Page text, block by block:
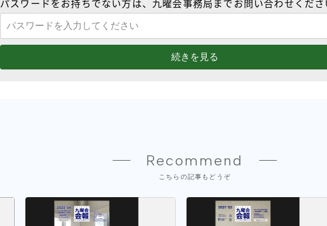
パスワードをお持ちでない方は、九曜会事務局までお問い合わせくださ
続きを見る
Recommend
こちらの記事もどうぞ